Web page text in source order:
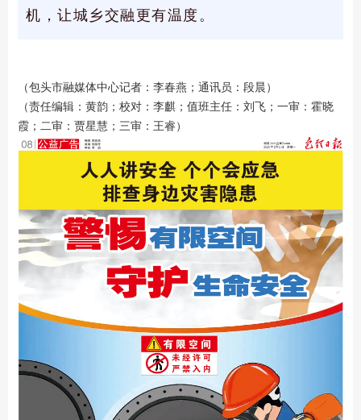
机，让城乡交融更有温度。
（包头市融媒体中心记者：李春燕；通讯员：段晨）
（责任编辑：黄韵；校对：李麒；值班主任：刘飞；一审：霍晓
霞；二审：贾星慧；三审：王睿）